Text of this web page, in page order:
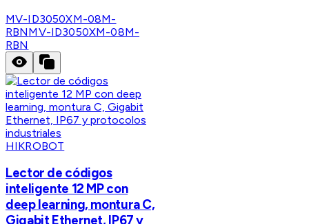
MV-ID3050XM-08M-
RBNMV-ID3050XM-08M-
RBN
HIKROBOT
Lector de códigos
inteligente 12 MP con
deep learning, montura C,
Gigabit Ethernet, IP67 y